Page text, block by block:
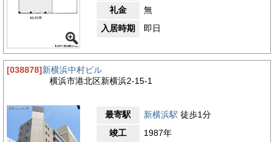
も徒歩圏内にあり、コンサートや展示会などの大規模イベントが
開催されるエリアとしても知られています。さらに、「日産スタ
ジアム」も近くにあり、スポーツ観戦やイベントの開催時には、
多くの人で賑わいます。ビジネスホテルも多く、出張者の宿泊施
設としても充実。銀行や郵便局などのビジネスサポート施設も揃
っており、業務をスムーズに進めることができます。今後も開発
が進み、さらに利便性が向上することが期待される、新横浜の中
心エリアに位置するオフィスビルです。
駅からの距離
設備
礼金
無
入居時期
即日
[038878]新横浜中村ビル
横浜市港北区新横浜2-15-1
最寄駅 新横浜駅 徒歩1分
竣工
1987年